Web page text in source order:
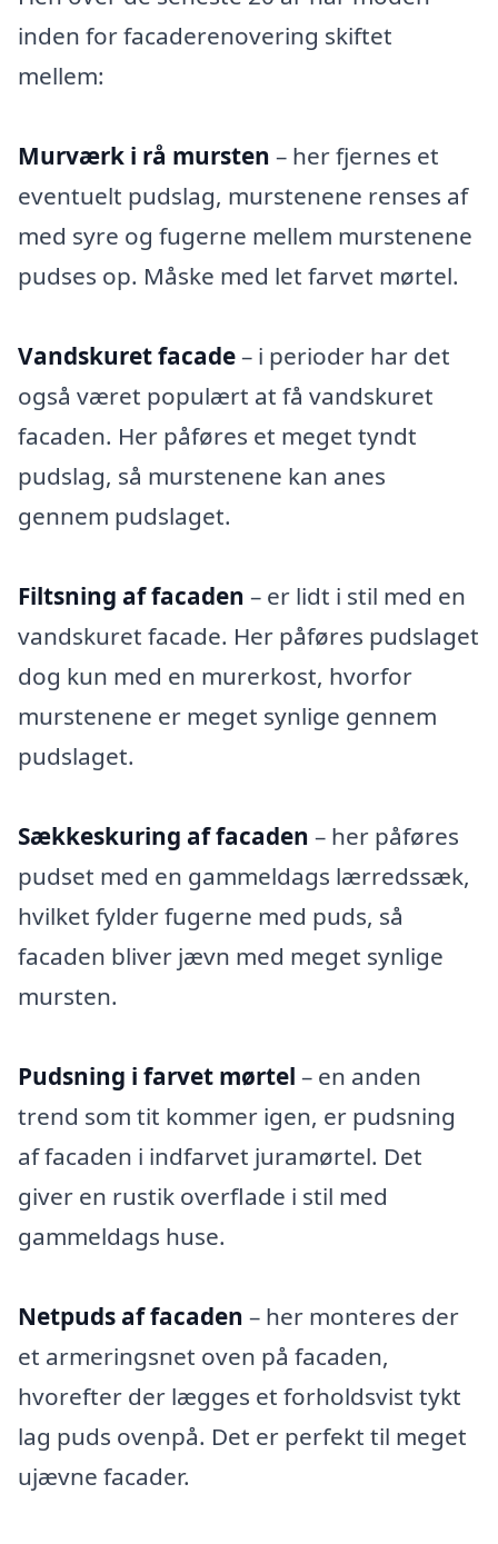
inden for facaderenovering skiftet
mellem:
Murværk i rå mursten – her fjernes et
eventuelt pudslag, murstenene renses af
med syre og fugerne mellem murstenene
pudses op. Måske med let farvet mørtel.
Vandskuret facade– i perioder har det
også været populært at få vandskuret
facaden. Her påføres et meget tyndt
pudslag, så murstenene kan anes
gennem pudslaget.
Filtsning af facaden – er lidt i stil med en
vandskuret facade. Her påføres pudslaget
dog kun med en murerkost, hvorfor
murstenene er meget synlige gennem
pudslaget.
Sækkeskuring af facaden – her påføres
pudset med en gammeldags lærredssæk,
hvilket fylder fugerne med puds, så
facaden bliver jævn med meget synlige
mursten.
Pudsning i farvet mørtel – en anden
trend som tit kommer igen, er pudsning
af facaden i indfarvet juramørtel. Det
giver en rustik overflade i stil med
gammeldags huse.
Netpuds af facaden – her monteres der
et armeringsnet oven på facaden,
hvorefter der lægges et forholdsvist tykt
lag puds ovenpå. Det er perfekt til meget
ujævne facader.